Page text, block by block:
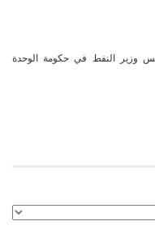
وزير النفط في حكومة الوحدة